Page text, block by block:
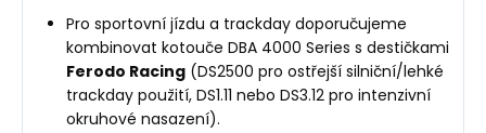
Pro sportovní jízdu a trackday doporučujeme
kombinovat kotouče DBA 4000 Series s destičkami
Ferodo Racing (DS2500 pro ostřejší silniční/lehké
trackday použití, DS1.11 nebo DS3.12 pro intenzivní
okruhové nasazení).